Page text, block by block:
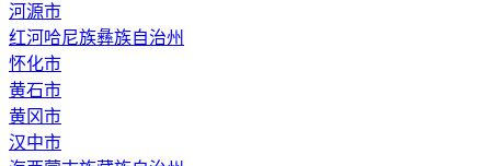
河源市
红河哈尼族彝族自治州
怀化市
黄石市
黄冈市
汉中市